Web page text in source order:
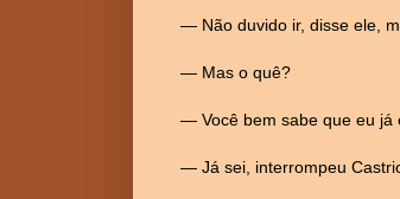
— Não duvido ir, disse ele,
— Mas o quê?
— Você bem sabe que eu já
— Já sei, interrompeu